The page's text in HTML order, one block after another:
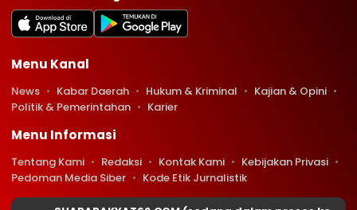
Menu Kanal
News Kabar Daerah Hukum & Kriminal
Kajian & Opini
Politik & Pemerintahan
Karier
Menu Informasi
Tentang Kami Redaksi Kontak Kami
Kebijakan Privasi
Pedoman Media Siber
Kode Etik Jurnalistik